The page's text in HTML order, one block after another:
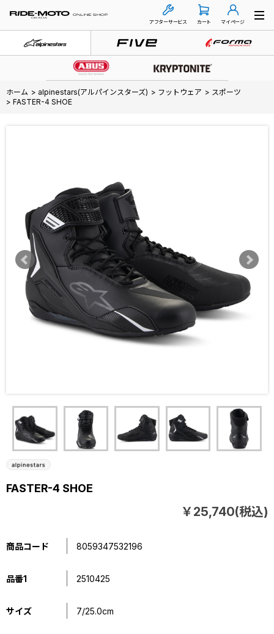
アフターサービス カート マイページ
ホーム > alpinestars(アルパインスターズ) > フットウェア > スポーツ
> FASTER-4 SHOE
FASTER-4 SHOE
￥25,740(税込)
商品コード 8059347532196
品番1 2510425
サイズ 7/25.0cm